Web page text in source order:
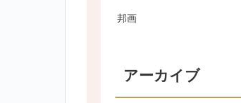
邦画
アーカイブ